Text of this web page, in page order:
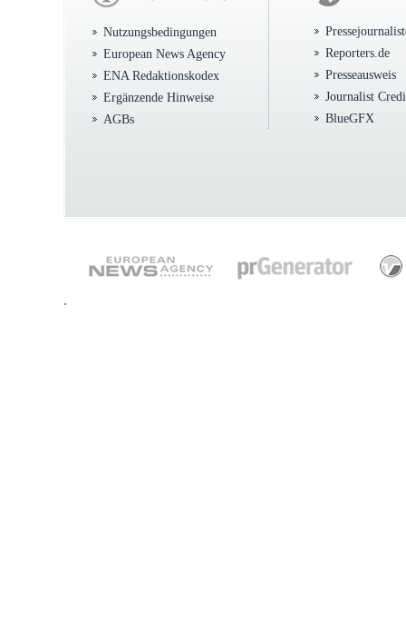
Nutzungsbedingungen
European News Agency
ENA Redaktionskodex
Ergänzende Hinweise
AGBs
Reporters.de
Presseausweis
Journalist
BlueGFX
.